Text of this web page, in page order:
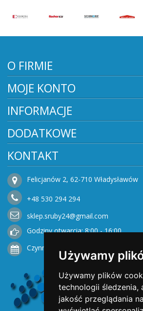
Używamy
Używamy plików
technologii śledzenia,
jakość przeglądania
O FIRMIE
MOJE KONTO
INFORMACJE
DODATKOWE
KONTAKT
Felicjanów 2, 62-710 Władysławów
+48 530 294 294
sklep.sruby24@gmail.com
Godziny otwarcia: 8:00 - 16:00
Czynne od Poniedziałku do Piątku